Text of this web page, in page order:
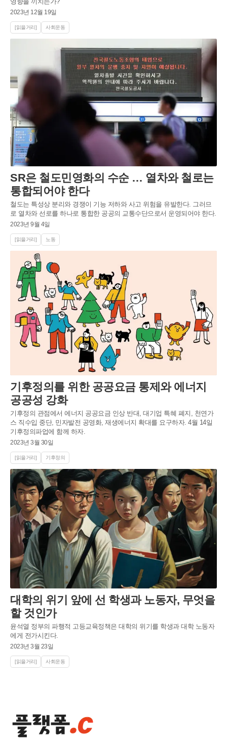
2023년 12월 19일
[읽을거리] 사회운동
SR은 철도민영화의 수순 … 열차와 철로는
통합되어야 한다
철도는 특성상 분리와 경쟁이 기능 저하와 사고 위험을 유발한다. 그러므
로 열차와 선로를 하나로 통합한 공공의 교통수단으로서 운영되어야 한다.
2023년 9월 4일
[읽을거리] 노동
기후정의를 위한 공공요금 통제와 에너지
공공성 강화
기후정의 관점에서 에너지 공공요금 인상 반대, 대기업 특혜 폐지, 천연가
스 직수입 중단, 민자발전 공영화, 재생에너지 확대를 요구하자. 4월 14일
기후정의파업에 함께 하자.
2023년 3월 30일
[읽을거리] 기후정의
대학의 위기 앞에 선 학생과 노동자, 무엇을
할 것인가
윤석열 정부의 파행적 고등교육정책은 대학의 위기를 학생과 대학 노동자
에게 전가시킨다.
2023년 3월 23일
[읽을거리] 사회운동